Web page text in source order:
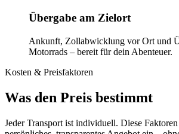
Übergabe am Zielort
Ankunft, Zollabwicklung vor Ort und
Motorrads – bereit für dein Abenteuer.
Kosten & Preisfaktoren
Was den Preis bestimmt
Jeder Transport ist individuell. Diese